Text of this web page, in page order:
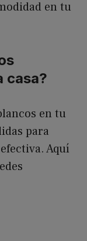
en tu
casa?
en tu
para
Aquí